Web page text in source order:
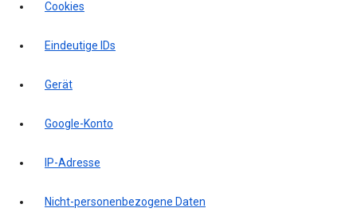
Cookies
Eindeutige IDs
Gerät
Google-Konto
IP-Adresse
Nicht-personenbezogene Daten